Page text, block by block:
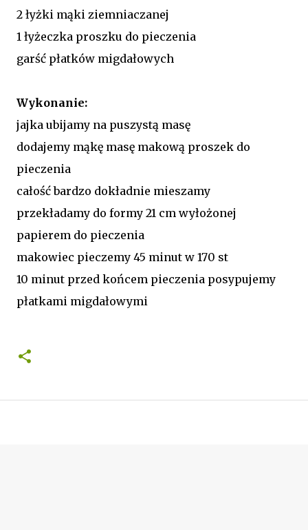
2 łyżki mąki ziemniaczanej
1 łyżeczka proszku do pieczenia
garść płatków migdałowych
Wykonanie:
jajka ubijamy na puszystą masę
dodajemy mąkę masę makową proszek do
pieczenia
całość bardzo dokładnie mieszamy
przekładamy do formy 21 cm wyłożonej
papierem do pieczenia
makowiec pieczemy 45 minut w 170 st
10 minut przed końcem pieczenia posypujemy
płatkami migdałowymi